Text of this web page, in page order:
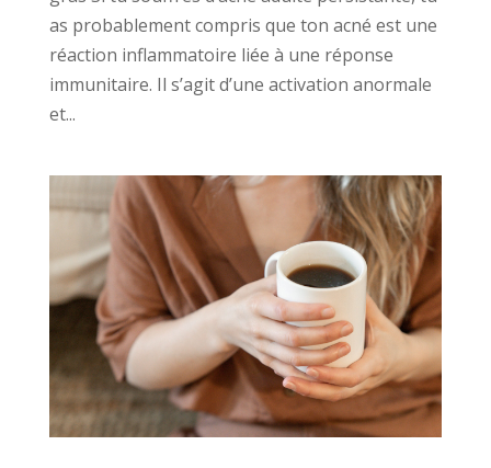
as probablement compris que ton acné est une
réaction inflammatoire liée à une réponse
immunitaire. Il s’agit d’une activation anormale
et...